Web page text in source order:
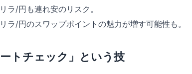
ラ/円も連れ安のリスク。
ラ/円のスワップポイントの魅力が増す可能性も。
トチェック」という技